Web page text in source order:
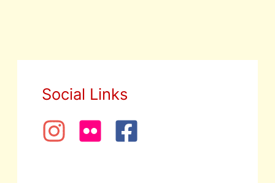
Social Links